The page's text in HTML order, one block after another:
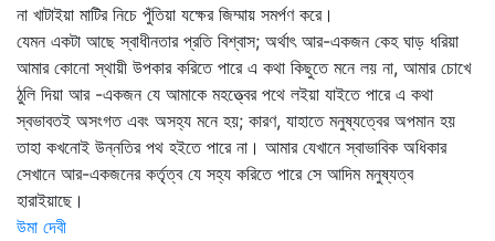
না খাটাইয়া মাটির নিচে পুঁতিয়া যক্ষের জিম্মায় সমর্পণ করে।
যেমন একটা আছে স্বাধীনতার প্রতি বিশ্বাস; অর্থাৎ আর-একজন কেহ ঘাড় ধরিয়া
আমার কোনো স্থায়ী উপকার করিতে পারে এ কথা কিছুতে মনে লয় না, আমার চোখে
ঠুলি দিয়া আর -একজন যে আমাকে মহত্ত্বের পথে লইয়া যাইতে পারে এ কথা
স্বভাবতই অসংগত এবং অসহ্য মনে হয়; কারণ, যাহাতে মনুষ্যত্বের অপমান হয়
তাহা কখনোই উন্নতির পথ হইতে পারে না। আমার যেখানে স্বাভাবিক অধিকার
সেখানে আর-একজনের কর্তৃত্ব যে সহ্য করিতে পারে সে আদিম মনুষ্যত্ব
হারাইয়াছে।
উমা দেবী